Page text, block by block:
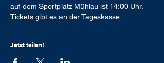
auf dem Sportplatz Mühlau ist 14:00 Uhr.
Tickets gibt es an der Tageskasse.
Jetzt teilen!